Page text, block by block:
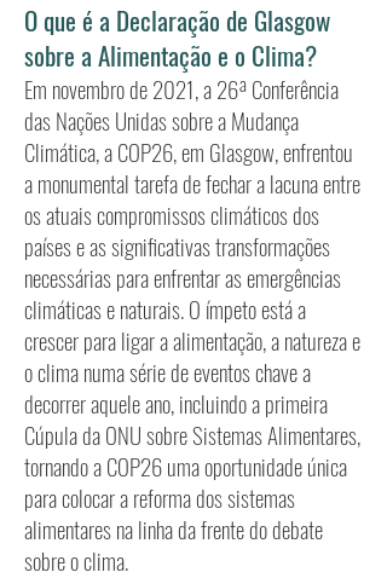
O que é a Declaração de Glasgow
sobre a Alimentação e o Clima?
Em novembro de 2021, a 26ª Conferência
das Nações Unidas sobre a Mudança
Climática, a COP26, em Glasgow, enfrentou
a monumental tarefa de fechar a lacuna entre
os atuais compromissos climáticos dos
países e as significativas transformações
necessárias para enfrentar as emergências
climáticas e naturais. O ímpeto está a
crescer para ligar a alimentação, a natureza e
o clima numa série de eventos chave a
decorrer aquele ano, incluindo a primeira
Cúpula da ONU sobre Sistemas Alimentares,
tornando a COP26 uma oportunidade única
para colocar a reforma dos sistemas
alimentares na linha da frente do debate
sobre o clima.